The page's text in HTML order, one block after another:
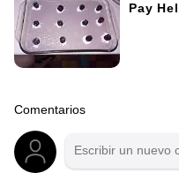
Pay
Comentarios